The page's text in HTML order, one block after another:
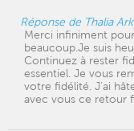
Réponse de Thalia
Merci infiniment
beaucoup.Je suis
Continuez à rester
essentiel. Je vous
votre fidélité. J’ai
avec vous ce retour